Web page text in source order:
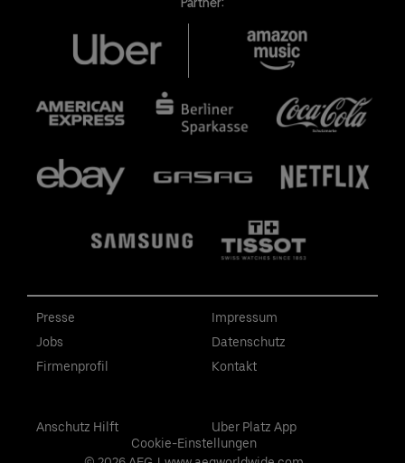
Presse
Jobs
Firmenprofil
Impressum
Datenschutz
Kontakt
Anschutz Hilft
Uber Platz App
Cookie-Einstellungen